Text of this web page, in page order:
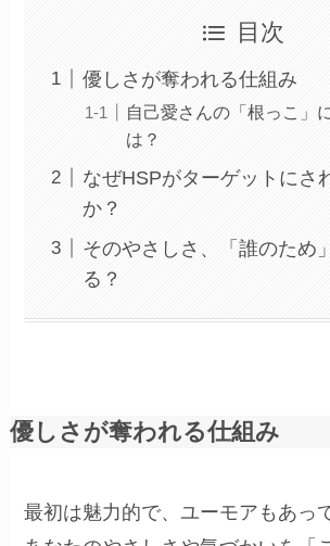
目次
優しさが奪われる仕組み
自己愛さんの「根っこ」
は？
なぜHSPがターゲットにさ
か？
そのやさしさ、「誰のため
る？
優しさが奪われる仕組み
最初は魅力的で、ユーモアもあっ